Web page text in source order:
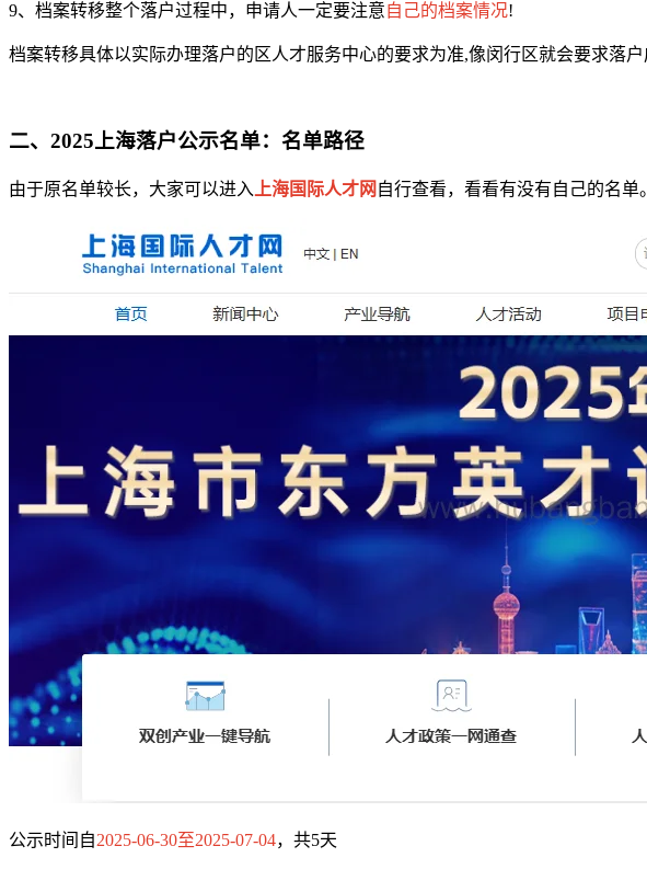
9、档案转移整个落户过程中，申请人一定要注意自己的档案情况!
档案转移具体以实际办理落户的区人才服务中心的要求为准,像闵行区就会要求落
二、2025上海落户公示名单：名单路径
由于原名单较长，大家可以进入 上海国际人才网 自行查看，看看有没有自己的名单。
公示时间自2025-06-30至2025-07-04，共5天